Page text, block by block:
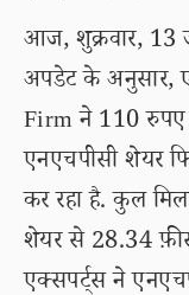
आज, शुक्रवार, 13
अपडेट के अनुसार,
Firm ने 110 रुपए
एनएचपीसी शेयर
कर रहा है. कुल
शेयर से 28.34
एक्सपर्ट्स ने